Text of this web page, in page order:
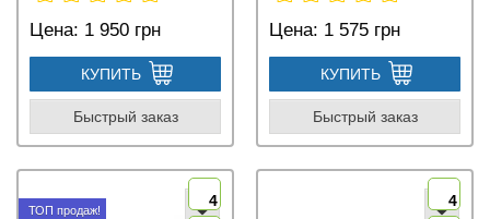
Цена: 1 950 грн
КУПИТЬ
Быстрый заказ
Цена: 1 575 грн
КУПИТЬ
Быстрый заказ
ТОП продаж!
4 4